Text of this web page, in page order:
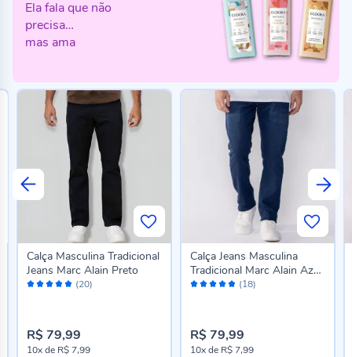
Ela fala que não
precisa…
mas ama
Avaliação: (20)
Calça Masculina Tradicional
Jeans Marc Alain Preto
R$ 79,99
10xde R$ 7,99
Avaliação: (18)
Calça Jeans Masculina
Tradicional Marc Alain Azul
Escuro
R$ 79,99
10xde R$ 7,99